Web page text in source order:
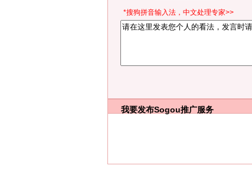
*搜狗拼音输入法，中文处理专家>>
我要发布Sogou推广服务